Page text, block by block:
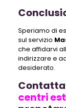
Speriamo di
sul servizio
che affidarvi
indirizzare e
desiderato.
Contatta
centri